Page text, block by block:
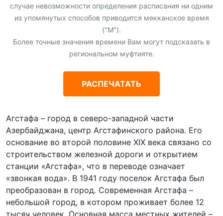
случае невозможности определения расписания ни одним
из упомянутых способов приводится мекканское время
("М").
Более точные значения времени Вам могут подсказать в
региональном муфтияте.
РАСПЕЧАТАТЬ
Агстафа – город в северо-западной части
Азербайджана, центр Агстафинского района. Его
основание во второй половине XIX века связано со
строительством железной дороги и открытием
станции «Агстафа», что в переводе означает
«звонкая вода». В 1941 году поселок Агстафа был
преобразован в город. Современная Агстафа –
небольшой город, в котором проживает более 12
тысяч человек. Основная масса местных жителей –